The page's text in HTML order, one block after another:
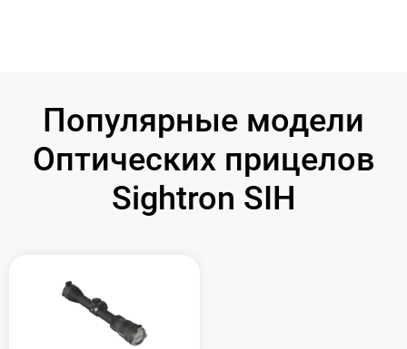
Популярные модели
Оптических прицелов
Sightron SIH